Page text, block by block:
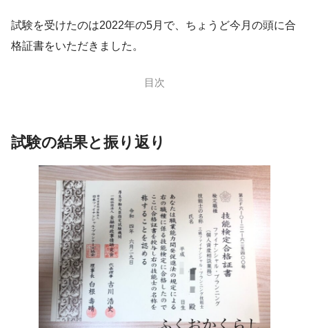
試験を受けたのは2022年の5月で、ちょうど今月の頭に合
格証書をいただきました。
目次
試験の結果と振り返り